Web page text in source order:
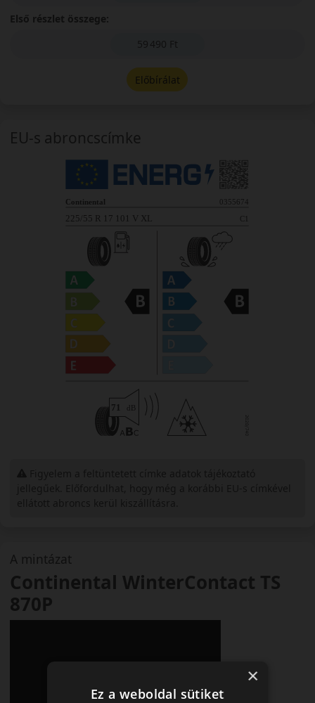
A mintázat
Continental WinterContact TS
870P
Első részlet összege:
59 490 Ft
Előbírálat
EU-s abroncscímke
×
Ez a weboldal sütiket